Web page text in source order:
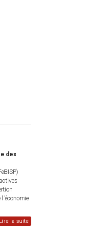
des
l'économie
Lire la suite